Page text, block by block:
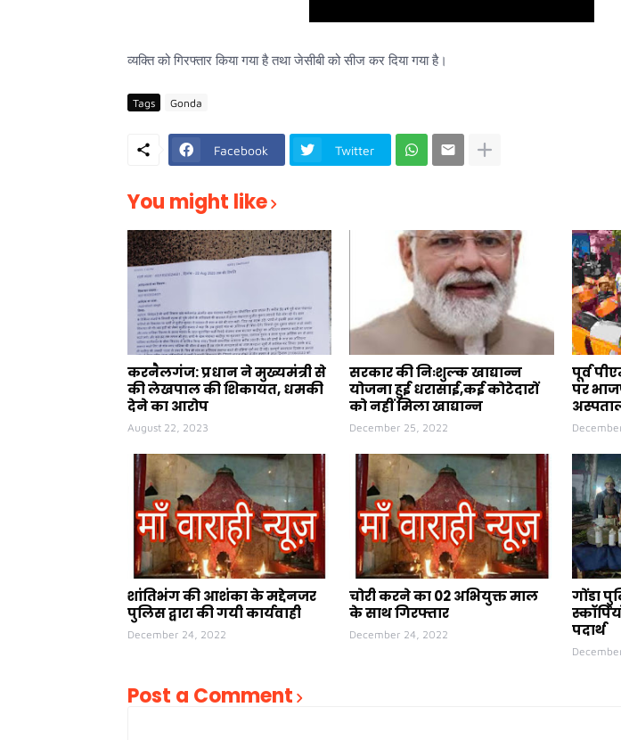
व्यक्ति को गिरफ्तार किया गया है तथा जेसीबी को सीज कर दिया गया है।
Tags Gonda
Facebook Twitter
You might like
करनैलगंज: प्रधान ने मुख्यमंत्री से
की लेखपाल की शिकायत, धमकी
देने का आरोप
August 22, 2023
सरकार की निःशुल्क खाद्यान्न
योजना हुई धरासाई,कई कोटेदारों
को नहीं मिला खाद्यान्न
December 25, 2022
पूर्व
पर
शांतिभंग की आशंका के मद्देनजर
पुलिस द्वारा की गयी कार्यवाही
December 24, 2022
चोरी करने का 02 अभियुक्त माल
के साथ गिरफ्तार
December 24, 2022
गोंडा
पदार्थ
Post a Comment